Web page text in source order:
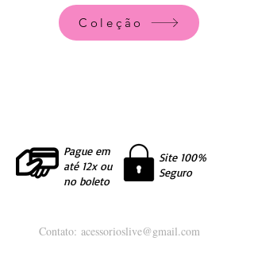
Coleção
Pague em
até 12x ou
no boleto
Site 100%
Seguro
Contato: acessorioslive@gmail.com